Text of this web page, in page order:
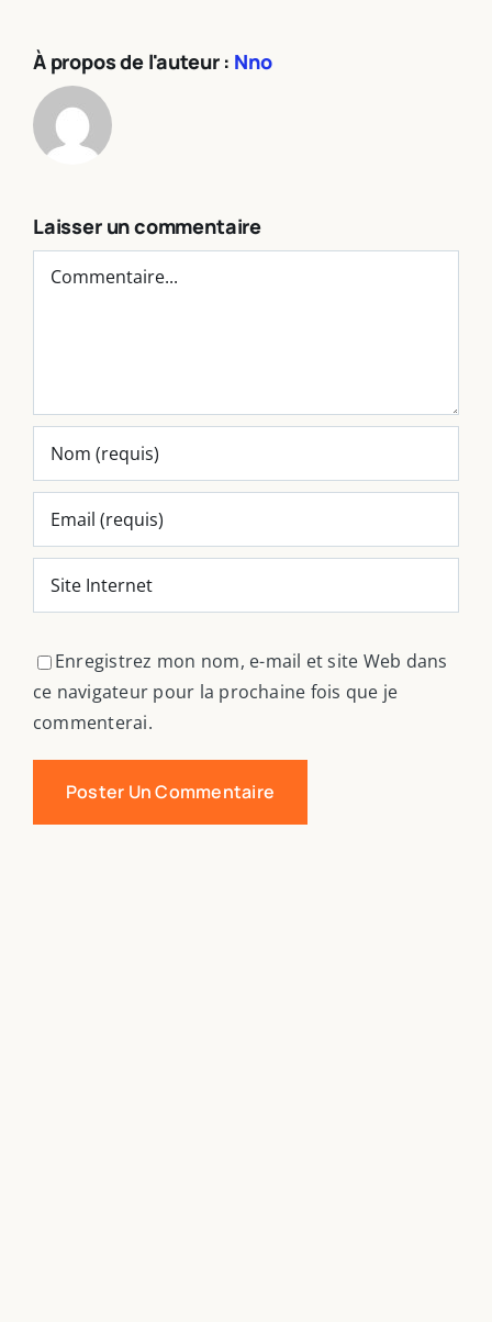
À propos de l'auteur : Nno
Laisser un commentaire
Commentaire
Enregistrez mon nom, e-mail et site Web dans
ce navigateur pour la prochaine fois que je
commenterai.